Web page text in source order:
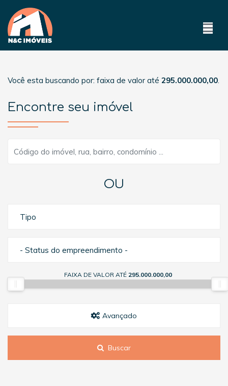
Você esta buscando por: faixa de valor até 295.000.000,00.
Encontre seu imóvel
OU
Tipo
- Status do empreendimento -
FAIXA DE VALOR ATÉ 295.000.000,00
Avançado
Buscar